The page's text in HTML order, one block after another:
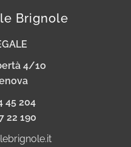
Brignole
4/1o
45 204
22 190